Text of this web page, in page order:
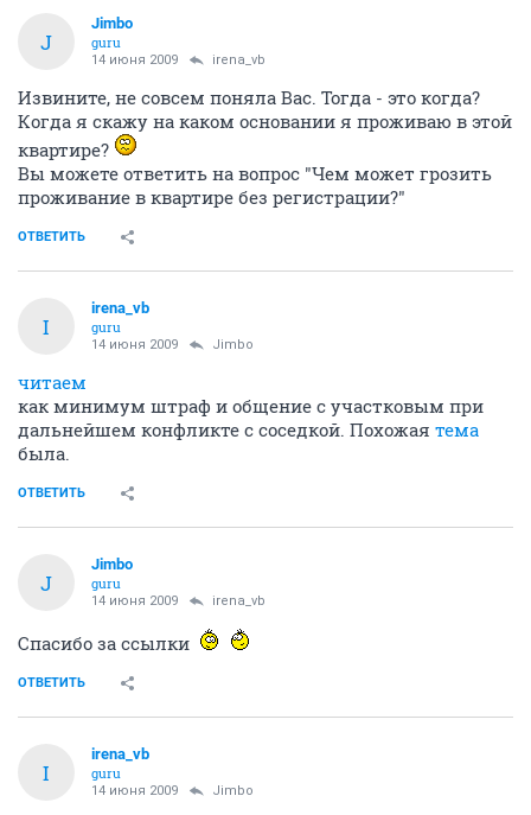
J
Jimbo
guru
14 июня 2009 irena_vb
Извините, не совсем поняла Вас. Тогда - это когда?
Когда я скажу на каком основании я проживаю в этой
квартире?
Вы можете ответить на вопрос "Чем может грозить
проживание в квартире без регистрации?"
ОТВЕТИТЬ
I
irena_vb
guru
14 июня 2009 Jimbo
читаем
как минимум штраф и общение с участковым при
дальнейшем конфликте с соседкой. Похожая тема
была.
ОТВЕТИТЬ
J
Jimbo
guru
14 июня 2009 irena_vb
Спасибо за ссылки
ОТВЕТИТЬ
I
irena_vb
guru
14 июня 2009 Jimbo